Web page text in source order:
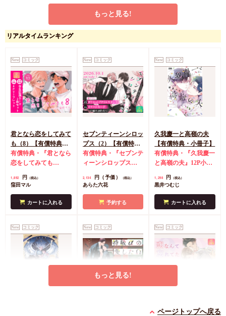
風の色まで憶えてる
コースター】
有償特典・『風の色ま
で憶えてる』アクリル
コースター コミコミ
特典4Pリーフレット
1,507 円（税込）
飾
カートに入れる
もっと見る!
リアルタイムランキング
New コミック
君となら恋をしてみて
も（8）【有償特典・
学生証風カード2枚セ
ット】
有償特典・『君となら
恋をしてみても
ド2枚セット
1,892 円 （税込）
窪田マル
カートに入れる
New コミック
セブンティーンシロッ
プス（2）【有償特
典・ダイカットアクリ
ルスタンド】
有償特典・『セブンテ
ィーンシロップス
クリルスタンド
店舗共通特典ペー
パー
2,134 円（予価） （税込）
あらた六花
予約する
New コミック
久我慶一と高嶺の夫
【有償特典・小冊子】
有償特典・『久我慶一
と高嶺の夫』12P小冊
ーフレット
1,298 円 （税込）
黒井つむじ
カートに入れる
New コミック New コミック New コミック
償特典・小冊子】
もっと見る!
ページトップへ戻る